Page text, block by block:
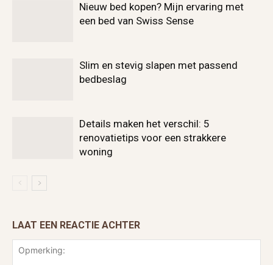
Nieuw bed kopen? Mijn ervaring met
een bed van Swiss Sense
Slim en stevig slapen met passend
bedbeslag
Details maken het verschil: 5
renovatietips voor een strakkere
woning
LAAT EEN REACTIE ACHTER